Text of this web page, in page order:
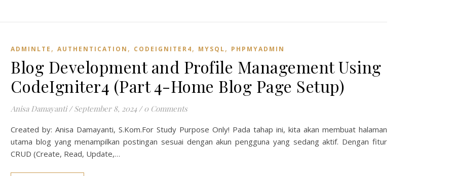
ADMINLTE , AUTHENTICATION , CODEIGNITER4, MYSQL, PHPMYADMIN
Blog Development and Profile Management Using
CodeIgniter4 (Part 4-Home Blog Page Setup)
Anisa Damayanti / September 8, 2024 / 0 Comments
Created by: Anisa Damayanti, S.Kom.For Study Purpose Only! Pada tahap ini, kita akan membuat halaman
utama blog yang menampilkan postingan sesuai dengan akun pengguna yang sedang aktif. Dengan fitur
CRUD (Create, Read, Update,…